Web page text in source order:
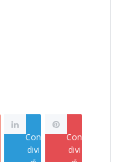
Con
divi
Con
divi